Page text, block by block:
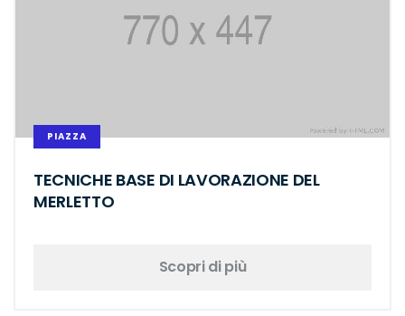
PIAZZA
TECNICHE BASE DI LAVORAZIONE DEL
MERLETTO
Scopri di più